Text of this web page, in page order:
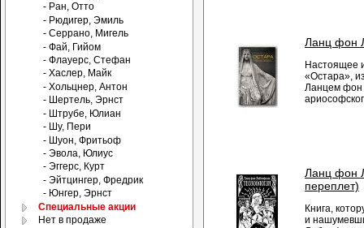
Ланц фон
Настоящее
«Остара»,
Ланцем фон
Ланц фон
переплет)
Книга,
и
- Ран, Отто
- Рюдигер, Эмиль
- Серрано, Мигель
- Фай, Гийом
- Флауерс, Стефан
- Хаслер, Майк
- Хольцнер, Антон
- Шертель, Эрнст
- Штрубе, Юлиан
- Шу, Пери
- Шуон, Фритьоф
- Эвола, Юлиус
- Эггерс, Курт
- Эйтцингер, Фредрик
- Юнгер, Эрнст
Специальные акции
Нет в продаже